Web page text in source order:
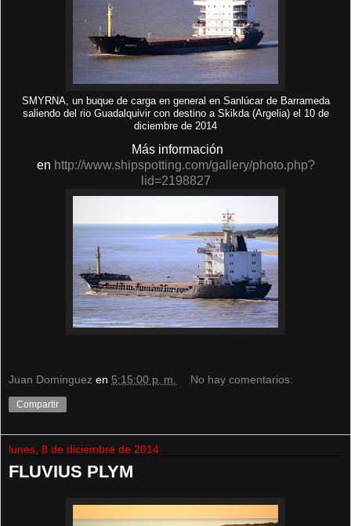
SMYRNA, un buque de carga en general en Sanlúcar de Barrameda
saliendo del rio Guadalquivir con destino a Skikda (Argelia) el 10 de
diciembre de 2014
Más información
en http://www.shipspotting.com/gallery/photo.php?
lid=2198827
Juan Dominguez en 5:15:00 p. m. No hay comentarios:
Compartir
lunes, 8 de diciembre de 2014
FLUVIUS PLYM